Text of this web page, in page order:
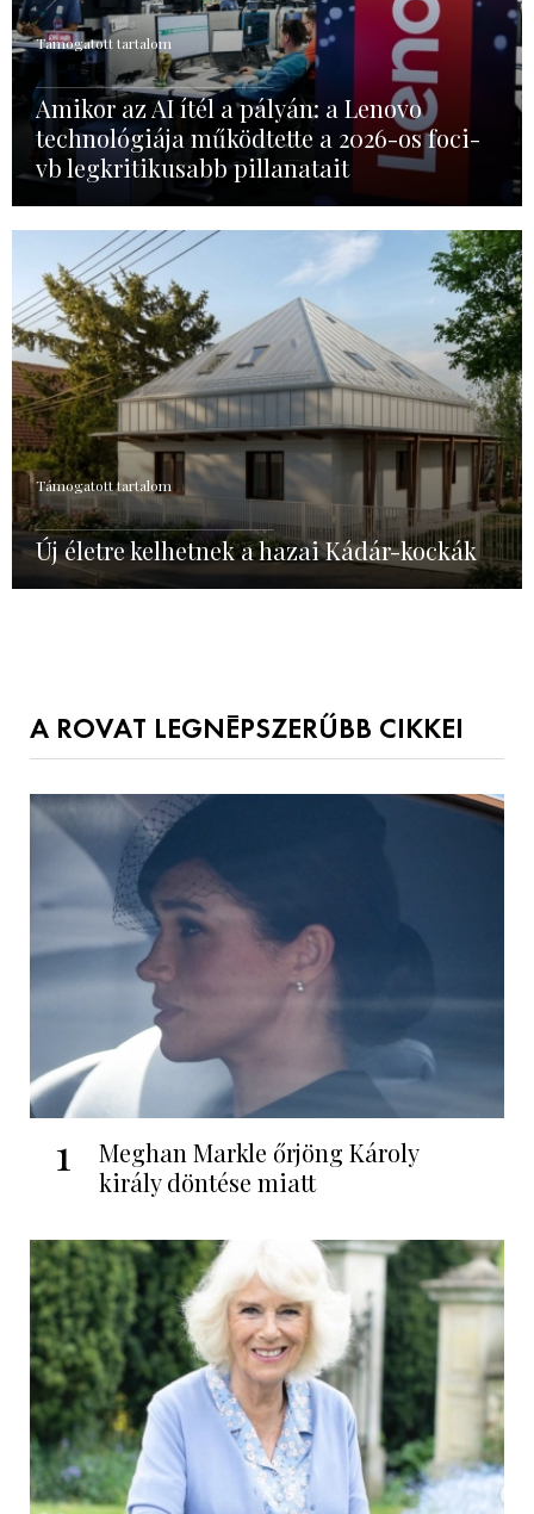
Támogatott tartalom
Amikor az AI ítél a pályán: a Lenovo
technológiája működtette a 2026-os foci-
vb legkritikusabb pillanatait
Támogatott tartalom
Új életre kelhetnek a hazai Kádár-kockák
A ROVAT LEGNÉPSZERŰBB CIKKEI
1
Meghan Markle őrjöng Károly
király döntése miatt